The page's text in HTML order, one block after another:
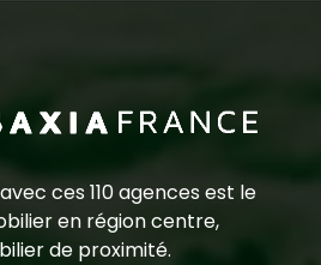
ces 110 agences est le
en région centre,
de proximité.